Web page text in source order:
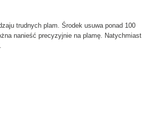
trudnych plam. Środek usuwa ponad 100
nanieść precyzyjnie na plamę. Natychmiast